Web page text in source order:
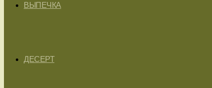
ВЫПЕЧКА
ДЕСЕРТ